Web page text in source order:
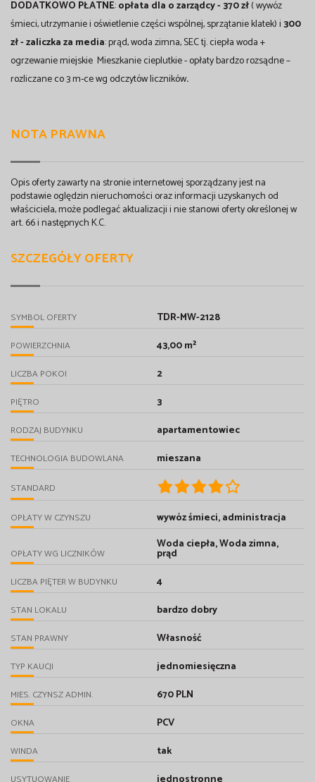
DODATKOWO PŁATNE:opłata dla o zarządcy - 370 zł( wywóz
śmieci, utrzymanie i oświetlenie części wspólnej, sprzątanie klatek) i300
zł - zaliczka za media: prąd, woda zimna, SEC tj. ciepła woda +
ogrzewanie miejskie Mieszkanie cieplutkie - opłaty bardzo rozsądne –
rozliczane co 3 m-ce wg odczytów liczników.
NOTA PRAWNA
Opis oferty zawarty na stronie internetowej sporządzany jest na
podstawie oględzin nieruchomości oraz informacji uzyskanych od
właściciela, może podlegać aktualizacji i nie stanowi oferty określonej w
art. 66 i następnych K.C.
SZCZEGÓŁY OFERTY
SYMBOL OFERTY TDR-MW-2128
POWIERZCHNIA 43,00 m²
LICZBA POKOI 2
PIĘTRO 3
RODZAJ BUDYNKU apartamentowiec
TECHNOLOGIA BUDOWLANA mieszana
STANDARD
OPŁATY W CZYNSZU wywóz śmieci, administracja
OPŁATY WG LICZNIKÓW
Woda ciepła, Woda zimna,
prąd
LICZBA PIĘTER W BUDYNKU 4
STAN LOKALU bardzo dobry
STAN PRAWNY Własność
TYP KAUCJI jednomiesięczna
MIES. CZYNSZ ADMIN. 670 PLN
OKNA PCV
WINDA tak